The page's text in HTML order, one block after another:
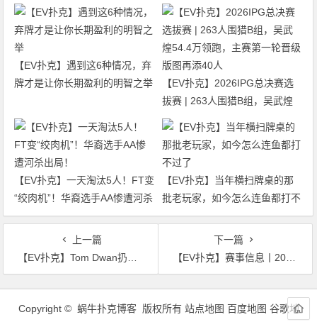
【EV扑克】遇到这6种情况，弃
牌才是让你长期盈利的明智之举
【EV扑克】2026IPG总决赛选
拔赛 | 263人围猎B组，吴武煌
54.4万领跑，主赛第一轮晋级版
【EV扑克】一天淘汰5人！FT变
“绞肉机”！华裔选手AA惨遭河杀
出局！
【EV扑克】当年横扫牌桌的那
批老玩家，如今怎么连鱼都打不
过了
上一篇
【EV扑克】Tom Dwan扔下重磅炸弹：J-4那手牌“不干净”，我掌握从未公开的信息
下一篇
【EV扑克】赛事信息丨2026年S10第五届麒麟杯系列赛：详细赛程赛制发布！
文
Copyright © 蜗牛扑克博客 版权所有 站点地图 百度地图 谷歌地